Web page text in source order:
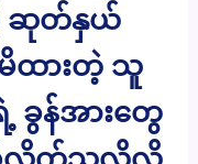
ဆုတ်နှယ်
မိထားတဲ့ သူ
န်အားတွေ